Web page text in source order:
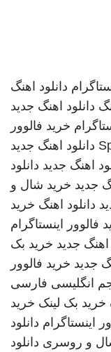
دانلود اهنگ
دانلود اهنگ جدید
خرید فالوور
دانلود اهنگ جدید
اهنگ جدید دانلود
جدید خرید شال و
دانلود اهنگ خرید
فالوور اینستاگرام
اهنگ جدید خرید بک
جدید خرید فالوور
انگلیسی فارسی
خرید بک لینک خرید
اینستاگرام دانلود
و روسری دانلود